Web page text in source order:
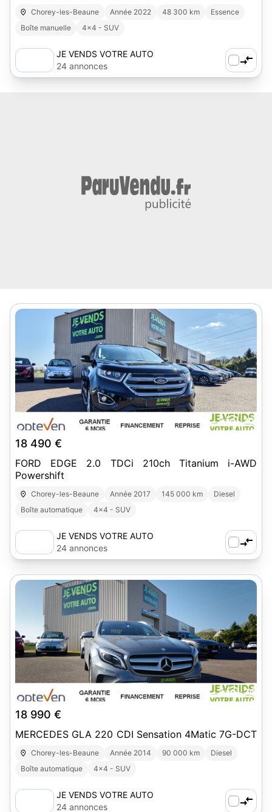
Chorey-les-Beaune Année 2022 48 300 km
Essence
Boîte manuelle
4x4 - SUV
JE VENDS VOTRE AUTO
24 annonces
30
18 490 €
FORD EDGE 2.0 TDCi 210ch Titanium i-AWD
Powershift
Chorey-les-Beaune Année 2017 145 000 km
Diesel
Boîte automatique
4x4 - SUV
JE VENDS VOTRE AUTO
24 annonces
24
18 990 €
MERCEDES GLA 220 CDI Sensation 4Matic 7G-DCT
Chorey-les-Beaune Année 2014 90 000 km
Diesel
Boîte automatique
4x4 - SUV
JE VENDS VOTRE AUTO
24 annonces